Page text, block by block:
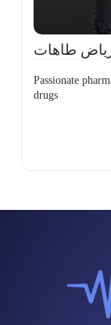
طاهات
Passionate
drugs